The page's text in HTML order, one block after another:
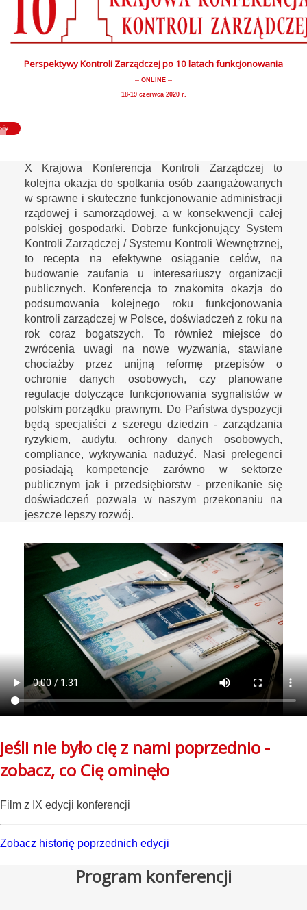
Perspektywy Kontroli Zarządczej po 10 latach funkcjonowania
-- ONLINE --
18-19 czerwca 2020 r.
się
X Krajowa Konferencja Kontroli Zarządczej to
kolejna okazja do spotkania osób zaangażowanych
w sprawne i skuteczne funkcjonowanie administracji
rządowej i samorządowej, a w konsekwencji całej
polskiej gospodarki. Dobrze funkcjonujący System
Kontroli Zarządczej / Systemu Kontroli Wewnętrznej,
to recepta na efektywne osiąganie celów, na
budowanie zaufania u interesariuszy organizacji
publicznych. Konferencja to znakomita okazja do
podsumowania kolejnego roku funkcjonowania
kontroli zarządczej w Polsce, doświadczeń z roku na
rok coraz bogatszych. To również miejsce do
zwrócenia uwagi na nowe wyzwania, stawiane
chociażby przez unijną reformę przepisów o
ochronie danych osobowych, czy planowane
regulacje dotyczące funkcjonowania sygnalistów w
polskim porządku prawnym. Do Państwa dyspozycji
będą specjaliści z szeregu dziedzin - zarządzania
ryzykiem, audytu, ochrony danych osobowych,
compliance, wykrywania nadużyć. Nasi prelegenci
posiadają kompetencje zarówno w sektorze
publicznym jak i przedsiębiorstw - przenikanie się
doświadczeń pozwala w naszym przekonaniu na
jeszcze lepszy rozwój.
Jeśli nie było cię z nami poprzednio -
zobacz, co Cię ominęło
Film z IX edycji konferencji
Zobacz historię poprzednich edycji
Program konferencji